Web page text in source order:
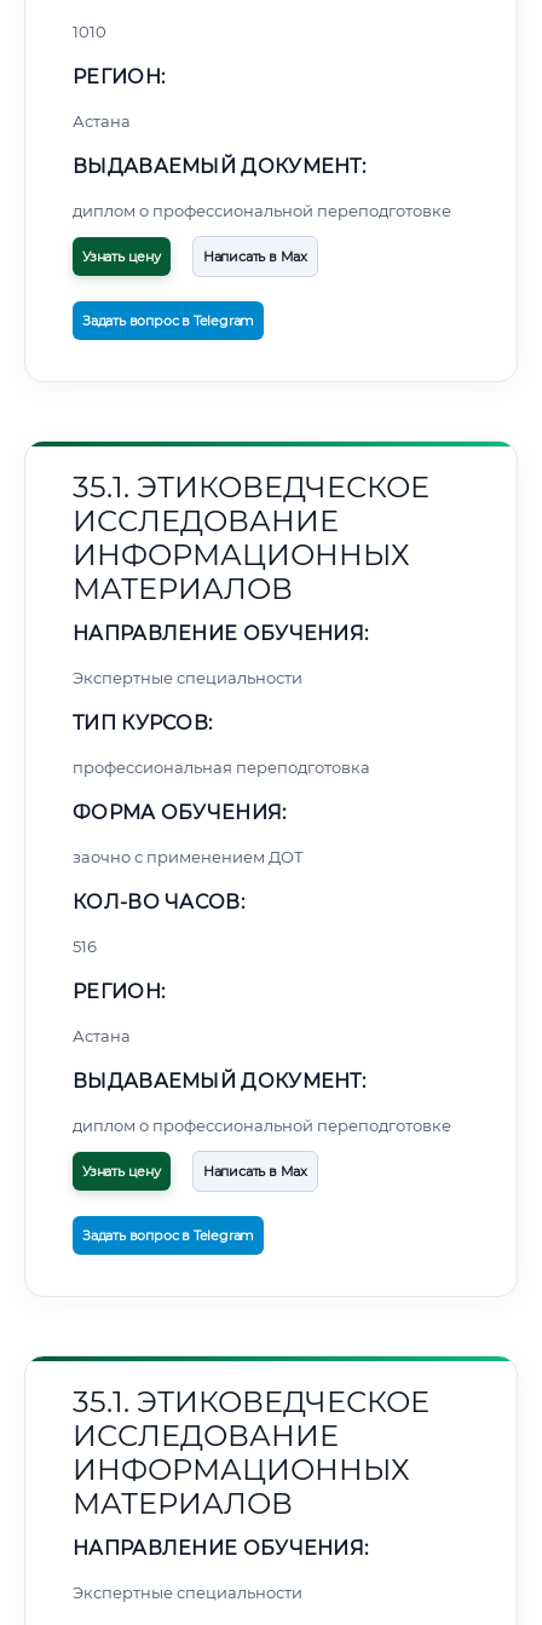
1010
РЕГИОН:
Астана
ВЫДАВАЕМЫЙ ДОКУМЕНТ:
диплом о профессиональной переподготовке
Узнать цену Написать в Max
Задать вопрос в Telegram
35.1. ЭТИКОВЕДЧЕСКОЕ
ИССЛЕДОВАНИЕ
ИНФОРМАЦИОННЫХ
МАТЕРИАЛОВ
НАПРАВЛЕНИЕ ОБУЧЕНИЯ:
Экспертные специальности
ТИП КУРСОВ:
профессиональная переподготовка
ФОРМА ОБУЧЕНИЯ:
заочно с применением ДОТ
КОЛ-ВО ЧАСОВ:
516
РЕГИОН:
Астана
ВЫДАВАЕМЫЙ ДОКУМЕНТ:
диплом о профессиональной переподготовке
Узнать цену Написать в Max
Задать вопрос в Telegram
35.1. ЭТИКОВЕДЧЕСКОЕ
ИССЛЕДОВАНИЕ
ИНФОРМАЦИОННЫХ
МАТЕРИАЛОВ
НАПРАВЛЕНИЕ ОБУЧЕНИЯ:
Экспертные специальности